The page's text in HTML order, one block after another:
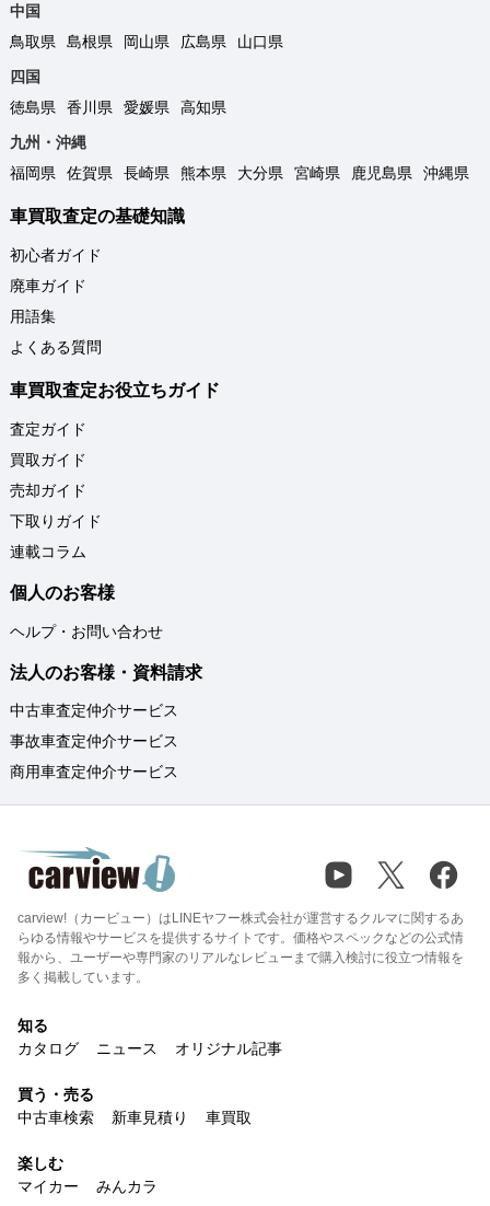
中国
鳥取県
島根県 岡山県 広島県
山口県
四国
徳島県
香川県 愛媛県
高知県
九州・沖縄
福岡県
佐賀県 長崎県 熊本県 大分県 宮崎県 鹿児島県 沖縄県
車買取査定の基礎知識
初心者ガイド
廃車ガイド
用語集
よくある質問
車買取査定お役立ちガイド
査定ガイド
買取ガイド
売却ガイド
下取りガイド
連載コラム
個人のお客様
ヘルプ・お問い合わせ
法人のお客様・資料請求
中古車査定仲介サービス
事故車査定仲介サービス
商用車査定仲介サービス
carview!（カービュー）はLINEヤフー株式会社が運営するクルマに関するあ
らゆる情報やサービスを提供するサイトです。価格やスペックなどの公式情
報から、ユーザーや専門家のリアルなレビューまで購入検討に役立つ情報を
多く掲載しています。
知る
カタログ
ニュース オリジナル記事
買う・売る
中古車検索
新車見積り 車買取
楽しむ
マイカー
みんカラ